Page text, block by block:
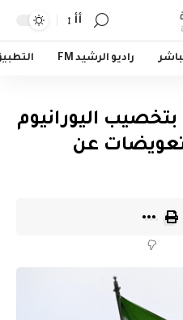
أأ
راديو الرشيد FM
اليورانيوم
عن